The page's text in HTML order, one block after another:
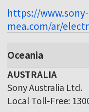
https://www.sony-
mea.com/ar/
Oceania
AUSTRALIA
Sony Australia Ltd.
Local Toll-Free: